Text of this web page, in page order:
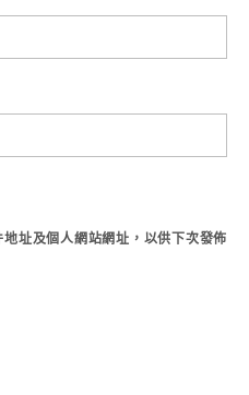
址及個人網站網址，以供下次發佈